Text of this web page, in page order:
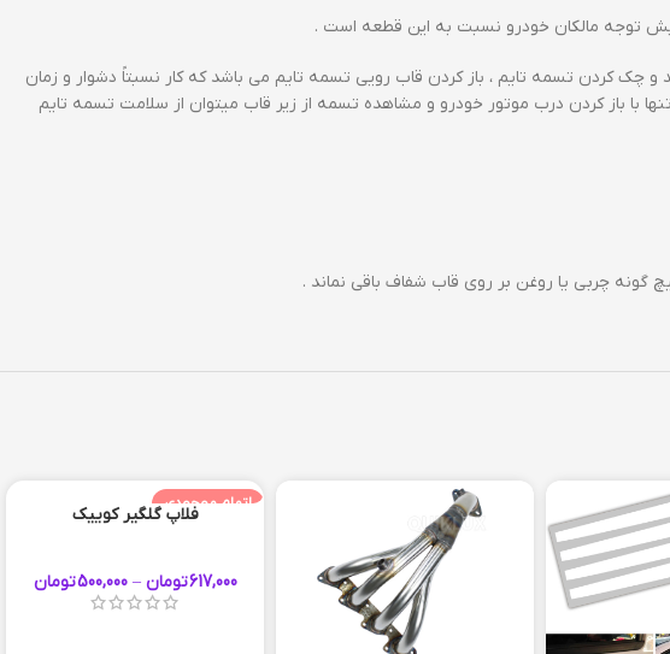
توجه مالکان خودرو نسبت به این قطعه است .
چک کردن تسمه تایم ، باز کردن قاب رویی تسمه تایم می باشد که کار نسبتاً دشوار و زمان
باز کردن درب موتور خودرو و مشاهده تسمه از زیر قاب میتوان از سلامت تسمه تایم
چربی یا روغن بر روی قاب شفاف باقی نماند .
اتمام موجودیفلاپ گلگیر کوییک
617,000تومان –
500,000تومان